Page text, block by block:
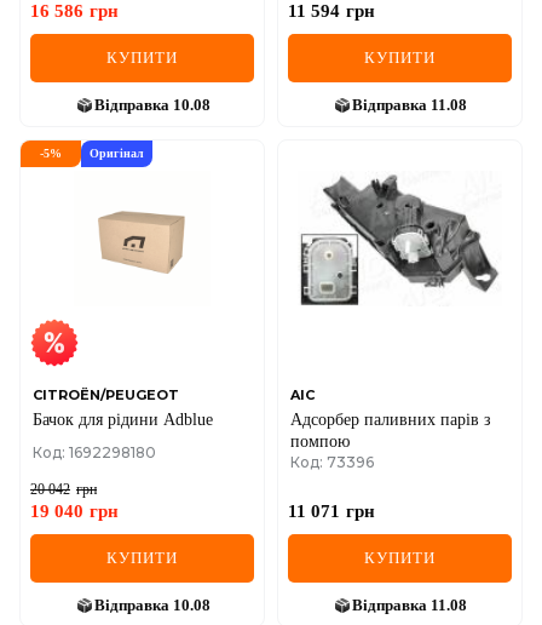
16 586 грн
КУПИТИ
Відправка 10.08
11 594 грн
КУПИТИ
Відправка 11.08
-5% Оригінал
CITROËN/PEUGEOT
Бачок для рідини Adblue
Код: 1692298180
20 042 грн
19 040 грн
КУПИТИ
Відправка 10.08
AIC
Адсорбер паливних парiв з
помпою
Код: 73396
11 071 грн
КУПИТИ
Відправка 11.08